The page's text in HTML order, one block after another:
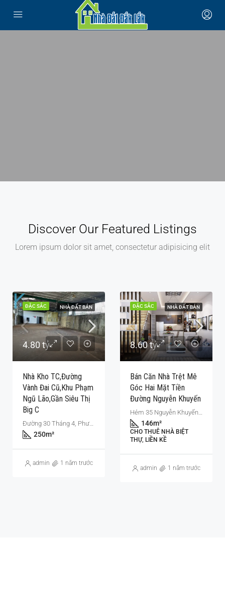
Discover Our Featured Listings
Lorem ipsum dolor sit amet, consectetur adipisicing elit
ĐẶC SẮC NHÀ ĐẤT BÁN
4.80 tỷ
Nhà Kho TC,Đường
Vành Đai Cũ,khu Phạm
Ngũ Lão,gần Siêu Thị
Big C
Đường 30 Tháng 4, Phường Tân Thành, Thành phố Buôn Ma Thuột, Tỉnh Đắk Lắk, 63107, Việt Nam
250m²
admin 1 năm trước
ĐẶC SẮC NHÀ ĐẤT BÁN
8.60 tỷ
Bán Căn Nhà Trệt Mê
Góc Hai Mặt Tiền
Đường Nguyễn Khuyến
Hẻm 35 Nguyễn Khuyến, Phường Tân Lợi, Thành phố Buôn Ma Thuột, Tỉnh Đắk Lắk, 63119, Việt Nam
146m²
CHO THUÊ NHÀ BIỆT
THỰ, LIỀN KỀ
admin 1 năm trước